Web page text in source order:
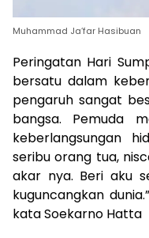
Muhammad Ja’far Hasibuan
Peringatan Hari
bersatu dalam
pengaruh sangat
bangsa. Pemuda
keberlangsungan
seribu orang tua,
akar nya. Beri aku
kuguncangkan
kata Soekarno Hatta